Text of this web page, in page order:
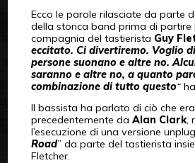
Ecco le parole rilasciate da parte
della storica band prima di partire
compagnia del tastierista Guy
eccitato. Ci divertiremo. Voglio
persone suonano e altre no.
saranno e altre no, a quanto
combinazione di tutto questo“ha
Il bassista ha parlato di ciò che
precedentemente da Alan Clark,
l’esecuzione di una versione
Road” da parte del tastierista
Fletcher.